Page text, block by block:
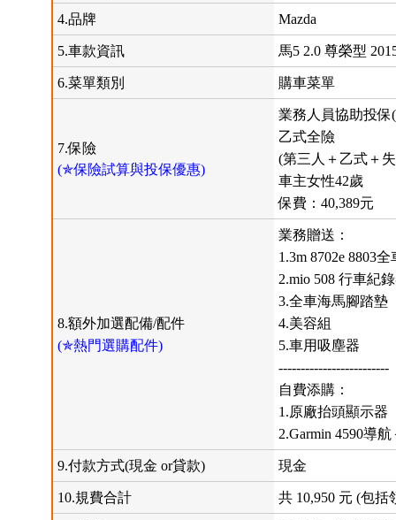
4.品牌 Mazda
5.車款資訊 馬5 2.0 尊榮型
6.菜單類別 購車菜單
7.保險
(✯保險試算與投保優惠)
業務人員協助投保
乙式全險
(第三人＋乙式＋
車主女性42歲
保費：40,389元
8.額外加選配備/配件
(✯熱門選購配件)
業務贈送：
1.3m 8702e 8803
2.mio 508 行車紀
3.全車海馬腳踏墊
4.美容組
5.車用吸塵器
-------------------------
自費添購：
1.原廠抬頭顯示器
2.Garmin 4590導
9.付款方式(現金 or貸款) 現金
10.規費合計 共 10,950 元 (包